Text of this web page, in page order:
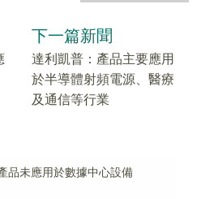
下一篇新聞
達利凱普：產品主要應用
於半導體射頻電源、醫療
及通信等行業
品未應用於數據中心設備